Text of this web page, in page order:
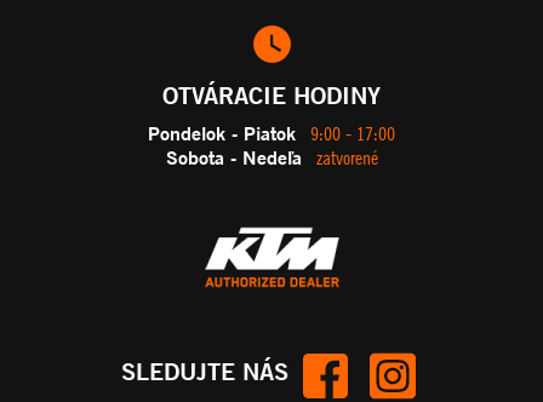
OTVÁRACIE HODINY
Pondelok - Piatok 9:00 - 17:00
Sobota - Nedeľa zatvorené
SLEDUJTE NÁS